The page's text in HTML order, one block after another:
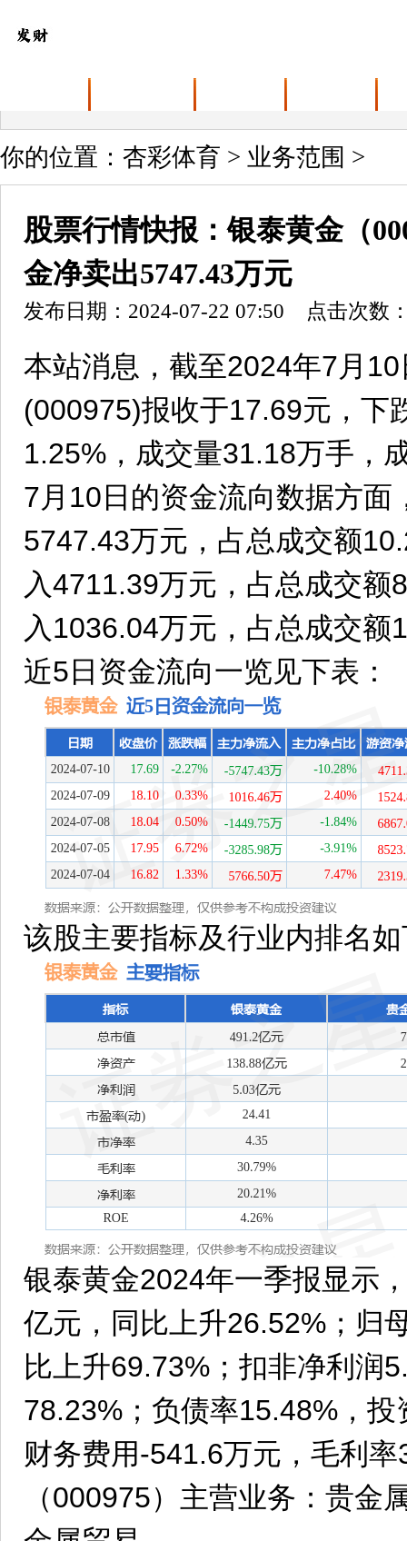
你的位置： 杏彩体育 > 业务范围 >
股票行情快报：银泰黄金（
金净卖出5747.43万元
发布日期：2024-07-22 07:50 点击次数
本站消息，截至2024年7月
(000975)报收于17.69元，下
1.25%，成交量31.18万手，
7月10日的资金流向数据方面
5747.43万元，占总成交额
入4711.39万元，占总成交额
入1036.04万元，占总成交额
近5日资金流向一览见下表：
该股主要指标及行业内排名
银泰黄金2024年一季报显示
亿元，同比上升26.52%；归
比上升69.73%；扣非净利润
78.23%；负债率15.48%，
财务费用-541.6万元，毛利
（000975）主营业务：贵金